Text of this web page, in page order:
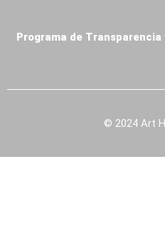
Programa de
© 2024 Art